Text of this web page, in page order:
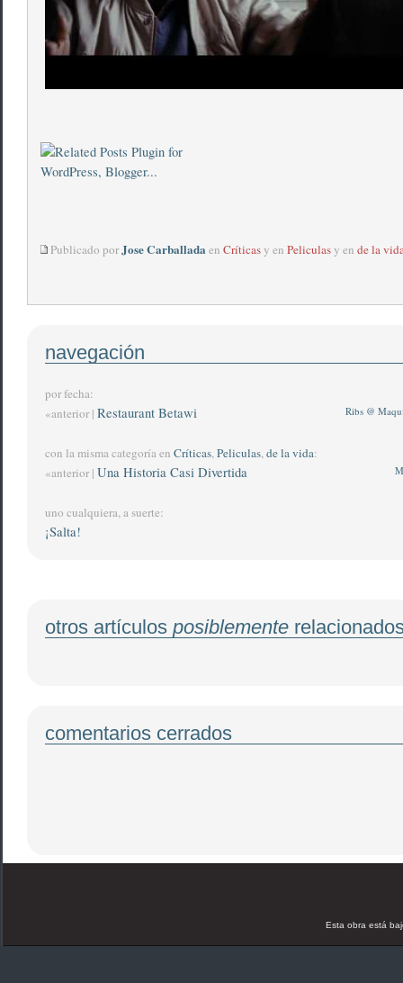
Publicado porJose Carballadaen Críticasy en Peliculasy en de la
navegación
por fecha:
Ribs @
«anterior | Restaurant Betawi
con la misma categoría en Críticas,Peliculas,de la vida:
«anterior | Una Historia Casi Divertida
uno cualquiera, a suerte:
¡Salta!
otros artículos posiblemente
comentarios cerrados
Esta obra está